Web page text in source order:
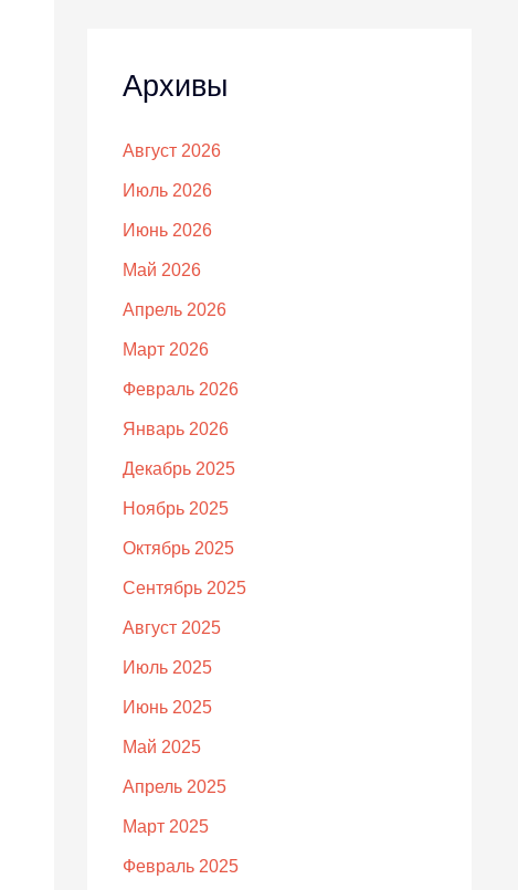
Архивы
Август 2026
Июль 2026
Июнь 2026
Май 2026
Апрель 2026
Март 2026
Февраль 2026
Январь 2026
Декабрь 2025
Ноябрь 2025
Октябрь 2025
Сентябрь 2025
Август 2025
Июль 2025
Июнь 2025
Май 2025
Апрель 2025
Март 2025
Февраль 2025